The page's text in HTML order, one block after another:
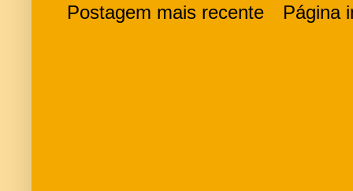
Postagem mais recente Página